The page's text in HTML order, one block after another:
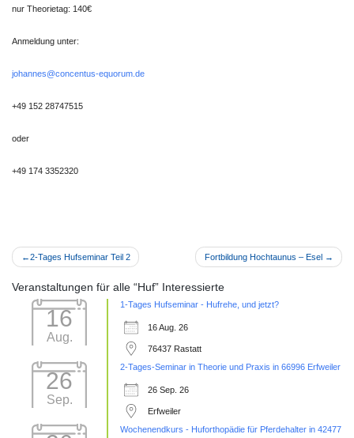
nur Theorietag: 140€
Anmeldung unter:
johannes@concentus-equorum.de
+49 152 28747515
oder
+49 174 3352320
Beitragsnavigation
2-Tages Hufseminar Teil 2 Fortbildung Hochtaunus – Esel
Veranstaltungen für alle “Huf” Interessierte
16
Aug.
1-Tages Hufseminar - Hufrehe, und jetzt?
16 Aug. 26
76437 Rastatt
26
Sep.
2-Tages-Seminar in Theorie und Praxis in 66996 Erfweiler
26 Sep. 26
Erfweiler
Wochenendkurs - Huforthopädie für Pferdehalter in 42477